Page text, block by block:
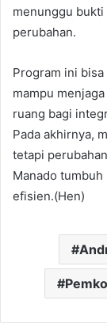
menunggu
perubahan.
Program ini
mampu
ruang bagi
Pada akhirnya,
tetapi
Manado
efisien.(Hen)